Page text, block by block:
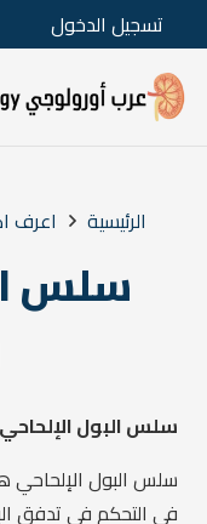
تسجيل الدخول
الرئيسية اعرف
سلس
سلس البول
سلس البول
في التحكم في تدفق